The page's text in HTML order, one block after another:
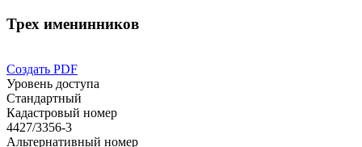
Трех именинников
Создать PDF
Уровень доступа
Стандартный
Кадастровый номер
4427/3356-3
Альтернативный номер